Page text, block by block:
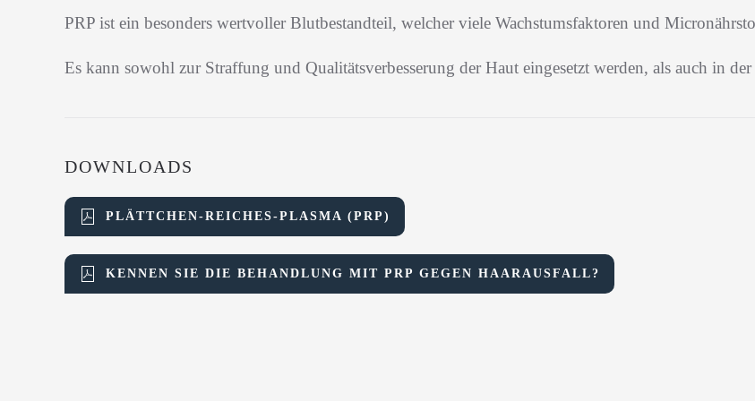
PRP ist ein besonders wertvoller Blutbestandteil, welcher viele Wachstumsfaktoren und
Es kann sowohl zur Straffung und Qualitätsverbesserung der Haut eingesetzt werden, als auch in
DOWNLOADS
PLÄTTCHEN-REICHES-PLASMA (PRP)
KENNEN SIE DIE BEHANDLUNG MIT PRP GEGEN HAARAUSFALL?